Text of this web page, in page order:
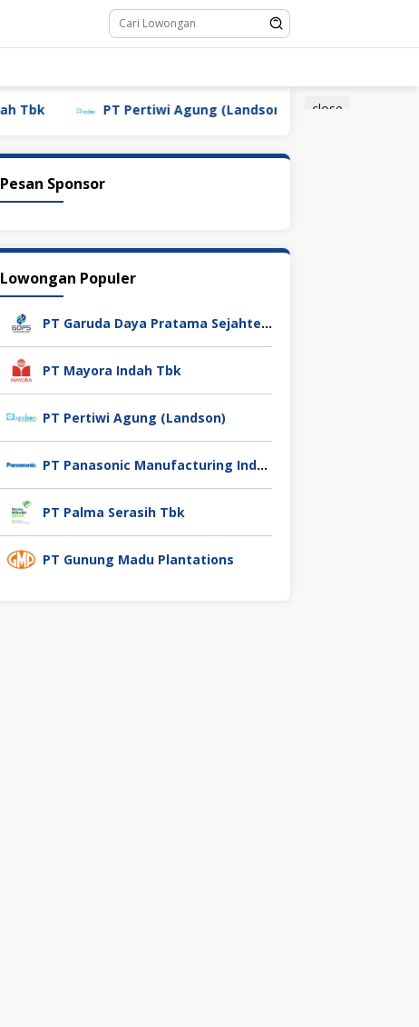
close
PT Pertiwi Agung (Landson) PT Sebastian Citra
Pesan Sponsor
Lowongan Populer
PT Garuda Daya Pratama Sejahtera
PT Mayora Indah Tbk
PT Pertiwi Agung (Landson)
PT Panasonic Manufacturing Indonesia
PT Palma Serasih Tbk
PT Gunung Madu Plantations